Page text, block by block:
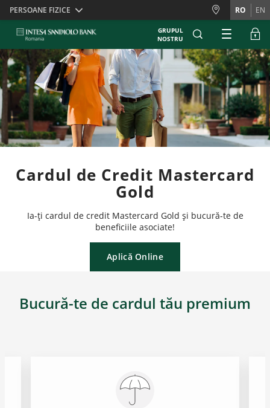
Skiplinks
PERSOANE FIZICE RO EN
GRUPUL
NOSTRU
Cardul de Credit Mastercard
Gold
Ia-ți cardul de credit Mastercard Gold și bucură-te de
beneficiile asociate!
Aplică Online
Bucură-te de cardul tău premium